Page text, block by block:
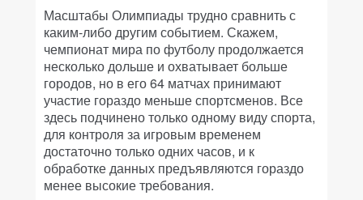
Масштабы Олимпиады трудно сравнить с
каким-либо другим событием. Скажем,
чемпионат мира по футболу продолжается
несколько дольше и охватывает больше
городов, но в его 64 матчах принимают
участие гораздо меньше спортсменов. Все
здесь подчинено только одному виду спорта,
для контроля за игровым временем
достаточно только одних часов, и к
обработке данных предъявляются гораздо
менее высокие требования.